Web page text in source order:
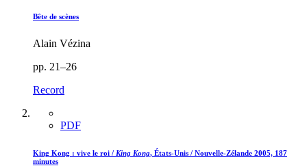
Bête de scènes
Alain Vézina
pp. 21–26
Record
PDF
King Kong : vive le roi / King Kong, États-Unis / Nouvelle-Zélande 2005, 187
minutes